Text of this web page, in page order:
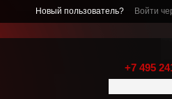
Новый пользователь? Войти
+7 495